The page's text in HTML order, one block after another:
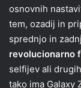
osnovnih
tem, ozadij in
sprednjo in
revolucionarno
selfijev ali
tako ima Galaxy